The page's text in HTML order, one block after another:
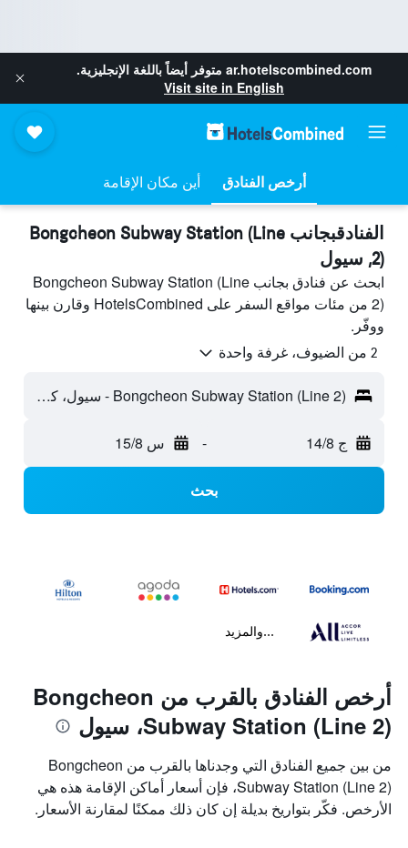
ar.hotelscombined.com متوفر أيضاً باللغة الإنجليزية.
Visit site in English
أرخص الفنادق أين مكان الإقامة
الفنادقبجانب Bongcheon Subway Station (Line
2), سيول
ابحث عن فنادق بجانب Bongcheon Subway Station (Line
2) من مئات مواقع السفر على HotelsCombined وقارن بينها
ووفّر.
2 من الضيوف، غرفة واحدة
Bongcheon Subway Station (Line 2) - سيول، كوريا الجنوبية
ج 14/8 - س 15/8
بحث
...والمزيد
أرخص الفنادق بالقرب من Bongcheon
Subway Station (Line 2)، سيول
من بين جميع الفنادق التي وجدناها بالقرب من Bongcheon
Subway Station (Line 2)، فإن أسعار أماكن الإقامة هذه هي
الأرخص. فكّر بتواريخ بديلة إن كان ذلك ممكنًا لمقارنة الأسعار.